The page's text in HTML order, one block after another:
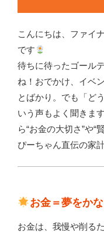
こんにちは、ファイ
です
待ちに待ったゴール
ね！おでかけ、イベ
とばかり。でも「ど
いう声もよく聞きま
ら“お金の大切さ”や“
ぴーちゃん直伝の家
お金＝夢をか
お金は、我慢や削る